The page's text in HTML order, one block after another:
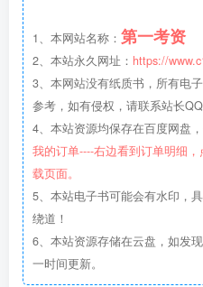
1、本网站名称： 第一考资
2、本站永久网址： https://
3、本网站没有纸质书，所有电
参考，如有侵权，请联系站长
4、本站资源均保存在百度网盘，
我的订单----右边看到订单明细
载页面。
5、本站电子书可能会有水印，
绕道！
6、本站资源存储在云盘，如发
一时间更新。